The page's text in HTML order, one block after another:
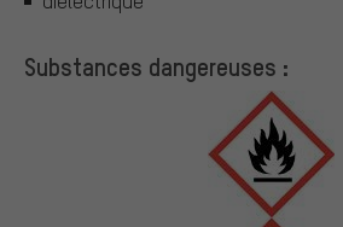
Substances dangereuses :